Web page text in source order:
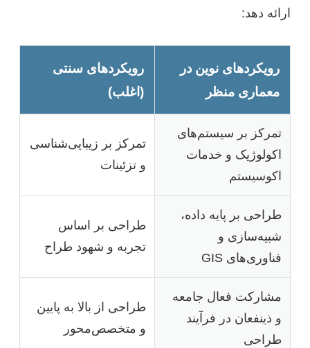
ارائه دهد:
رویکردهای نوین در
معماری منظر
رویکردهای سنتی
(اغلب)
تمرکز بر سیستم‌های
اکولوژیک و خدمات
اکوسیستم
تمرکز بر زیبایی‌شناسی
و تزئینات
طراحی بر پایه داده،
شبیه‌سازی و
فناوری‌های GIS
طراحی بر اساس
تجربه و شهود طراح
مشارکت فعال جامعه
و ذینفعان در فرآیند
طراحی
طراحی از بالا به پایین
و متخصص‌محور